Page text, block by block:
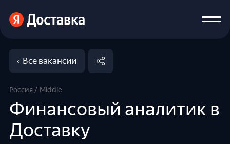
О нас
Вакансии
Команды
‹ Все вакансии
Россия Middle
Финансовый аналитик в
Доставку